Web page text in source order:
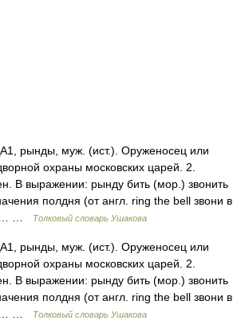
рынды, муж. (ист.). Оруженосец или
охраны московских царей. 2.
В выражении: рынду бить (мор.) звонить
полдня (от англ. ring the bell звони в
…
Толковый словарь Ушакова
рынды, муж. (ист.). Оруженосец или
охраны московских царей. 2.
В выражении: рынду бить (мор.) звонить
полдня (от англ. ring the bell звони в
…
Толковый словарь Ушакова